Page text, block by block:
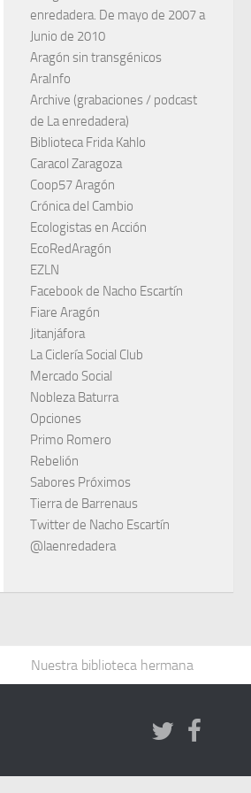
enredadera. De mayo de 2007 a
Junio de 2010
Aragón sin transgénicos
AraInfo
Archive (grabaciones / podcast
de La enredadera)
Biblioteca Frida Kahlo
Caracol Zaragoza
Coop57 Aragón
Crónica del Cambio
Ecologistas en Acción
EcoRedAragón
EZLN
Facebook de Nacho Escartín
Fiare Aragón
Jitanjáfora
La Ciclería Social Club
Mercado Social
Nobleza Baturra
Opciones
Primo Romero
Rebelión
Sabores Próximos
Tierra de Barrenaus
Twitter de Nacho Escartín
@laenredadera
Nuestra biblioteca hermana